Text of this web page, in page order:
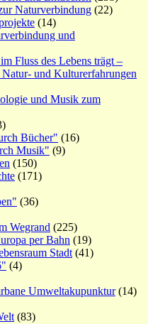
Naturverbindung (22)
(14)
und
Fluss des Lebens trägt –
und Kulturerfahrungen
und Musik zum
Bücher" (16)
Musik" (9)
(150)
(171)
(36)
Wegrand (225)
per Bahn (19)
Stadt (41)
(4)
Umweltakupunktur(14)
(83)